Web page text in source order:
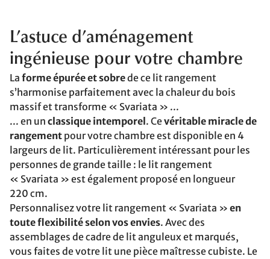
L’astuce d’aménagement
ingénieuse pour votre chambre
La forme épurée et sobrede ce lit rangement
s’harmonise parfaitement avec la chaleur du bois
massif et transforme « Svariata » ...
... en un classique intemporel . Cevéritable miracle de
rangement pour votre chambre est disponible en 4
largeurs de lit. Particulièrement intéressant pour les
personnes de grande taille : le lit rangement
« Svariata » est également proposé en longueur
220 cm.
Personnalisez votre lit rangement « Svariata » en
toute flexibilité selon vos envies. Avec des
assemblages de cadre de lit anguleux et marqués,
vous faites de votre lit une pièce maîtresse cubiste. Le